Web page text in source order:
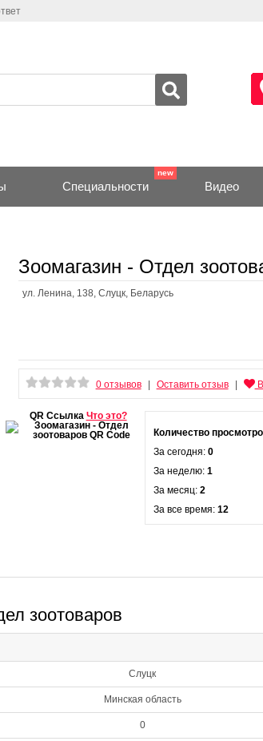
Специальности Видео
Зоомагазин - Отдел
ул. Ленина, 138, Слуцк, Беларусь
0 отзывов Оставить отзыв В
QR Ссылка Что это?
Количество
За сегодня: 0
За неделю: 1
За месяц: 2
За все время: 12
зоотоваров
Слуцк
Минская область
0